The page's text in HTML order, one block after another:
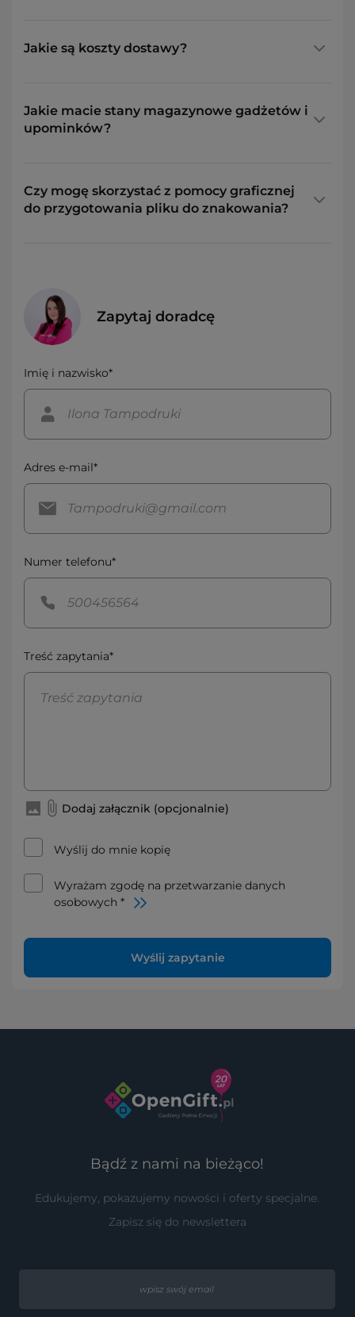
Jakie są koszty dostawy?
Jakie macie stany magazynowe gadżetów i
upominków?
Czy mogę skorzystać z pomocy graficznej
do przygotowania pliku do znakowania?
Zapytaj doradcę
Imię i nazwisko*
Adres e-mail*
Numer telefonu*
Treść zapytania*
Dodaj załącznik (opcjonalnie)
Wyślij do mnie kopię
Wyrażam zgodę na przetwarzanie danych
osobowych *
Wyślij zapytanie
Bądź z nami na bieżąco!
Edukujemy, pokazujemy nowości i oferty specjalne.
Zapisz się do newslettera